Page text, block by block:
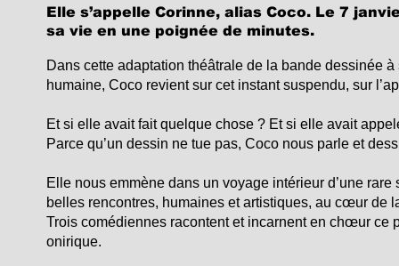
Elle s’appelle Corinne, alias Coco. Le 7
sa vie en une poignée de minutes.
Dans cette adaptation théâtrale de la bande dessinée
humaine, Coco revient sur cet instant suspendu, sur
Et si elle avait fait quelque chose ? Et si elle avait
Parce qu’un dessin ne tue pas, Coco nous parle et
Elle nous emmène dans un voyage intérieur d’une
belles rencontres, humaines et artistiques, au cœur de
Trois comédiennes racontent et incarnent en chœur ce
onirique.